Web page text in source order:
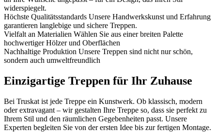
widerspiegelt.
Höchste Qualitätsstandards Unsere Handwerkskunst und Erfahrung
garantieren langlebige und sichere Treppen.
Vielfalt an Materialien Wählen Sie aus einer breiten Palette
hochwertiger Hölzer und Oberflächen
Nachhaltige Produktion Unsere Treppen sind nicht nur schön,
sondern auch umweltfreundlich
Einzigartige Treppen für Ihr Zuhause
Bei Truskat ist jede Treppe ein Kunstwerk. Ob klassisch, modern
oder extravagant – wir gestalten Ihre Treppe so, dass sie perfekt zu
Ihrem Stil und den räumlichen Gegebenheiten passt. Unsere
Experten begleiten Sie von der ersten Idee bis zur fertigen Montage.